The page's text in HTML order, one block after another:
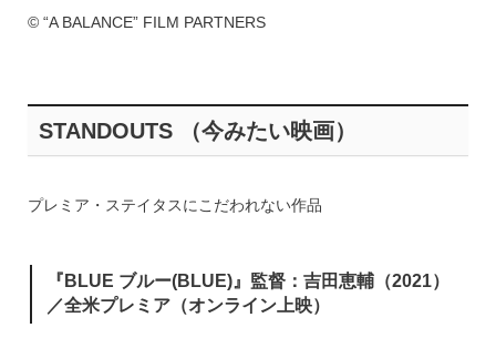
© “A BALANCE” FILM PARTNERS
STANDOUTS （今みたい映画）
プレミア・ステイタスにこだわれない作品
『BLUE ブルー(BLUE)』監督：吉田恵輔（2021）
／全米プレミア（オンライン上映）